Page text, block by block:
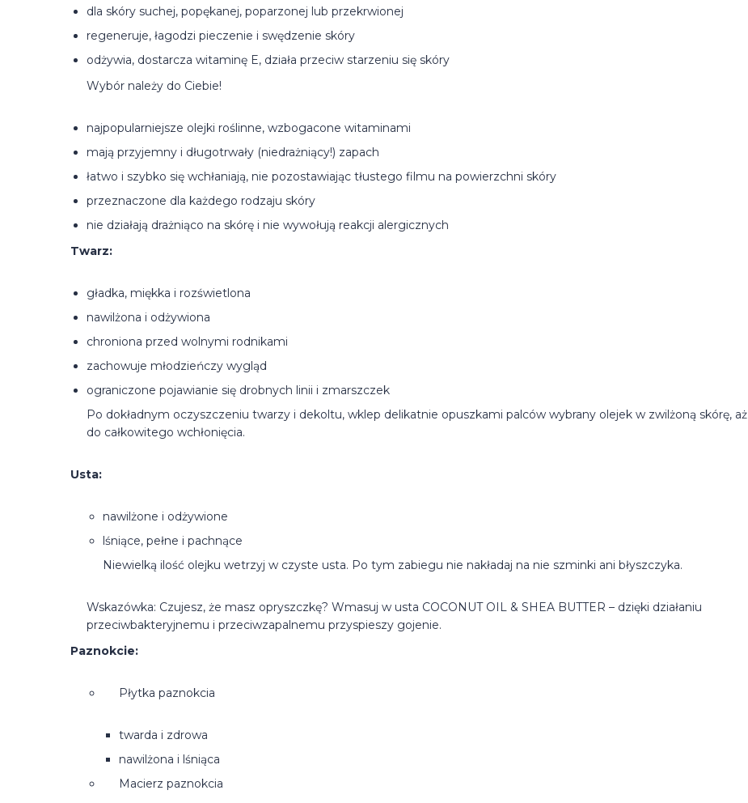
dla skóry suchej, popękanej, poparzonej lub przekrwionej
regeneruje, łagodzi pieczenie i swędzenie skóry
odżywia, dostarcza witaminę E, działa przeciw starzeniu się skóry
Wybór należy do Ciebie!
najpopularniejsze olejki roślinne, wzbogacone witaminami
mają przyjemny i długotrwały (niedrażniący!) zapach
łatwo i szybko się wchłaniają, nie pozostawiając tłustego filmu na powierzchni skóry
przeznaczone dla każdego rodzaju skóry
nie działają drażniąco na skórę i nie wywołują reakcji alergicznych
Twarz:
gładka, miękka i rozświetlona
nawilżona i odżywiona
chroniona przed wolnymi rodnikami
zachowuje młodzieńczy wygląd
ograniczone pojawianie się drobnych linii i zmarszczek
Po dokładnym oczyszczeniu twarzy i dekoltu, wklep delikatnie opuszkami palców wybrany olejek w zwilżoną skórę, aż
do całkowitego wchłonięcia.
Usta:
nawilżone i odżywione
lśniące, pełne i pachnące
Niewielką ilość olejku wetrzyj w czyste usta. Po tym zabiegu nie nakładaj na nie szminki ani błyszczyka.
Wskazówka: Czujesz, że masz opryszczkę? Wmasuj w usta COCONUT OIL & SHEA BUTTER – dzięki działaniu
przeciwbakteryjnemu i przeciwzapalnemu przyspieszy gojenie.
Paznokcie:
Płytka paznokcia
twarda i zdrowa
nawilżona i lśniąca
Macierz paznokcia